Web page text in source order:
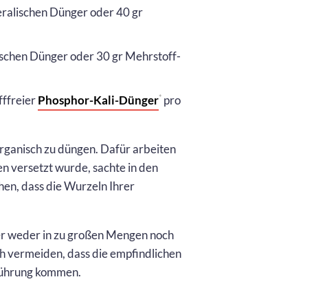
Dünger oder 40 gr
Dünger oder 30 gr Mehrstoff-
Phosphor-Kali-Dünger* pro
zu düngen. Dafür arbeiten
versetzt wurde, sachte in den
dass die Wurzeln Ihrer
weder in zu großen Mengen noch
vermeiden, dass die empfindlichen
kommen.